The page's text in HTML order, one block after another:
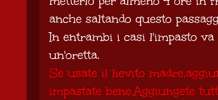
anche saltando questo
In entrambi i casi l'impasto
un'oretta.
Se usate il lievito
impastate bene.Aggiungete